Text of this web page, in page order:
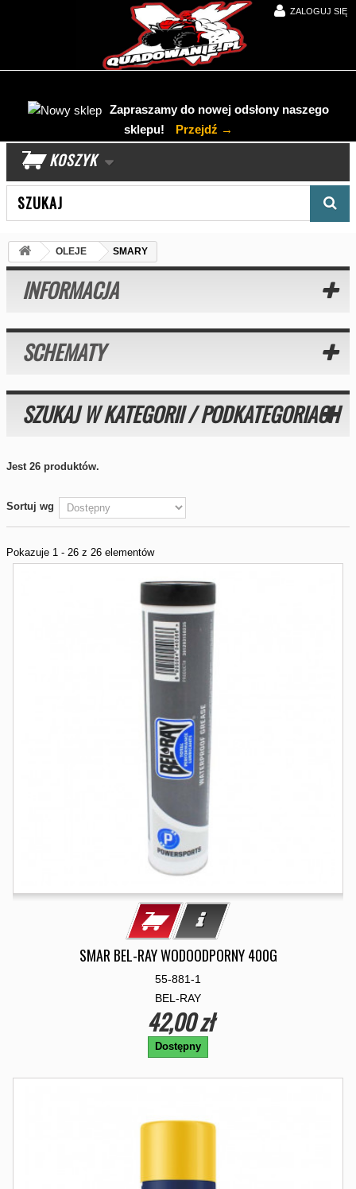
ZALOGUJ SIĘ
Zapraszamy do nowej odsłony naszego
sklepu!
Przejdź →
KOSZYK
OLEJE SMARY
INFORMACJA
SCHEMATY
SZUKAJ W KATEGORII / PODKATEGORIACH
Jest 26 produktów.
Sortuj wg
Pokazuje 1 - 26 z 26 elementów
SMAR BEL-RAY WODOODPORNY 400G
55-881-1
BEL-RAY
42,00 zł
Dostępny